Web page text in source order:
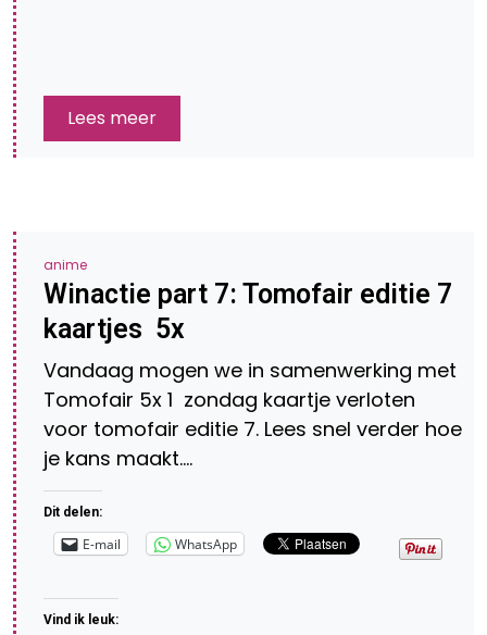
Lees meer
anime
Winactie part 7: Tomofair editie 7
kaartjes 5x
Vandaag mogen we in samenwerking met
Tomofair 5x 1 zondag kaartje verloten
voor tomofair editie 7. Lees snel verder hoe
je kans maakt….
Dit delen:
E-mail WhatsApp
Vind ik leuk: